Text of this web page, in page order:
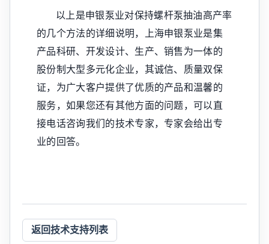
以上是申银泵业对保持螺杆泵抽油高产率
的几个方法的详细说明，上海申银泵业是集
产品科研、开发设计、生产、销售为一体的
股份制大型多元化企业，其诚信、质量双保
证，为广大客户提供了优质的产品和温馨的
服务，如果您还有其他方面的问题，可以直
接电话咨询我们的技术专家，专家会给出专
业的回答。
返回技术支持列表